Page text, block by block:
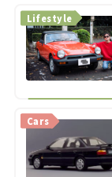
Lifestyle
Cars